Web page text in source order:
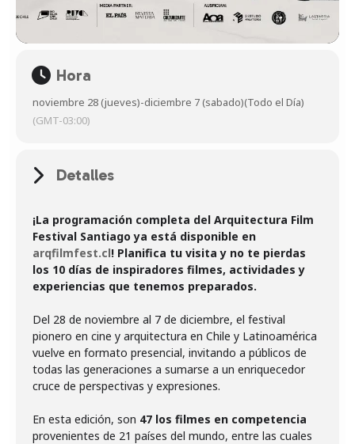
Hora
noviembre 28 (jueves)-diciembre 7 (sabado)(Todo el Día)
(GMT-03:00)
Detalles
¡La programación completa del Arquitectura Film
Festival Santiago ya está disponible en
arqfilmfest.cl! Planifica tu visita y no te pierdas
los 10 días de inspiradores filmes, actividades y
experiencias que tenemos preparados.
Del 28 de noviembre al 7 de diciembre, el festival
pionero en cine y arquitectura en Chile y Latinoamérica
vuelve en formato presencial, invitando a públicos de
todas las generaciones a sumarse a un enriquecedor
cruce de perspectivas y expresiones.
En esta edición, son 47 los filmes en competencia
provenientes de 21 países del mundo, entre las cuales